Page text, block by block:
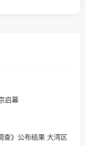
启幕
查》公布结果 大湾区